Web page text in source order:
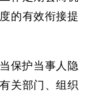
的有效衔接提
保护当事人隐
关部门、组织